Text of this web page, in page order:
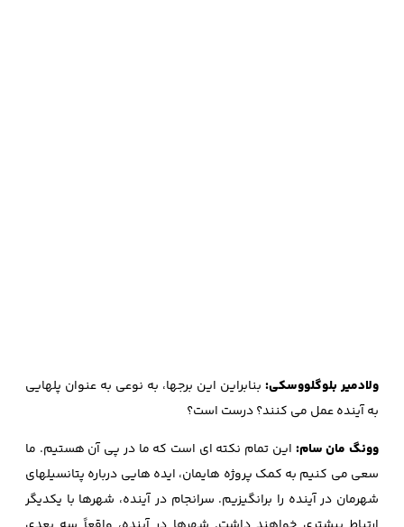
ولادمیر بلوگلووسکی: بنابراین این برجها، به نوعی به عنوان پلهایی
به آینده عمل می کنند؟ درست است؟
وونگ مان سام: این تمام نکته ای است که ما در پی آن هستیم. ما
سعی می کنیم به کمک پروژه هایمان، ایده هایی درباره پتانسیلهای
شهرمان در آینده را برانگیزیم. سرانجام در آینده، شهرها با یکدیگر